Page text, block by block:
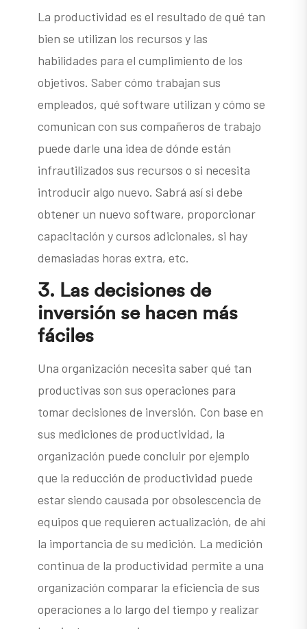
La productividad es el resultado de qué tan
bien se utilizan los recursos y las
habilidades para el cumplimiento de los
objetivos. Saber cómo trabajan sus
empleados, qué software utilizan y cómo se
comunican con sus compañeros de trabajo
puede darle una idea de dónde están
infrautilizados sus recursos o si necesita
introducir algo nuevo. Sabrá así si debe
obtener un nuevo software, proporcionar
capacitación y cursos adicionales, si hay
demasiadas horas extra, etc.
3. Las decisiones de
inversión se hacen más
fáciles
Una organización necesita saber qué tan
productivas son sus operaciones para
tomar decisiones de inversión. Con base en
sus mediciones de productividad, la
organización puede concluir por ejemplo
que la reducción de productividad puede
estar siendo causada por obsolescencia de
equipos que requieren actualización, de ahí
la importancia de su medición. La medición
continua de la productividad permite a una
organización comparar la eficiencia de sus
operaciones a lo largo del tiempo y realizar